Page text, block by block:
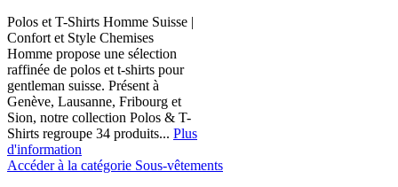
Polos et T-Shirts Homme Suisse |
Confort et Style Chemises
Homme propose une sélection
raffinée de polos et t-shirts pour
gentleman suisse. Présent à
Genève, Lausanne, Fribourg et
Sion, notre collection Polos & T-
Shirts regroupe 34 produits... Plus
d'information
Accéder à la catégorie Sous-vêtements